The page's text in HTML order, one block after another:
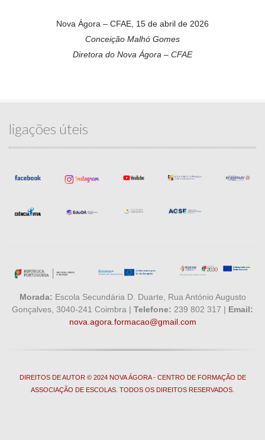
Nova Ágora – CFAE, 15 de abril de 2026
Conceição Malhó Gomes
Diretora do Nova Ágora – CFAE
ligações úteis
Morada: Escola Secundária D. Duarte, Rua António Augusto
Gonçalves, 3040-241 Coimbra | Telefone: 239 802 317 | Email:
nova.agora.formacao@gmail.com
DIREITOS DE AUTOR © 2024 NOVA ÁGORA - CENTRO DE FORMAÇÃO DE
ASSOCIAÇÃO DE ESCOLAS. TODOS OS DIREITOS RESERVADOS.